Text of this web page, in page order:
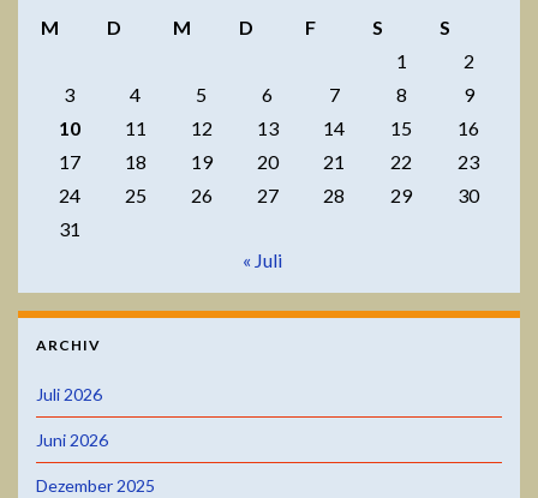
M
D M D F S
S
1
2
3
4 5 6 7 8
9
10
11 12 13 14 15
16
17
18 19 20 21 22
23
24
25 26 27 28 29
30
31
« Juli
ARCHIV
Juli 2026
Juni 2026
Dezember 2025